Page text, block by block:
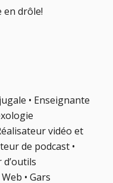
en drôle!
• Enseignante
vidéo et
de podcast •
• Gars